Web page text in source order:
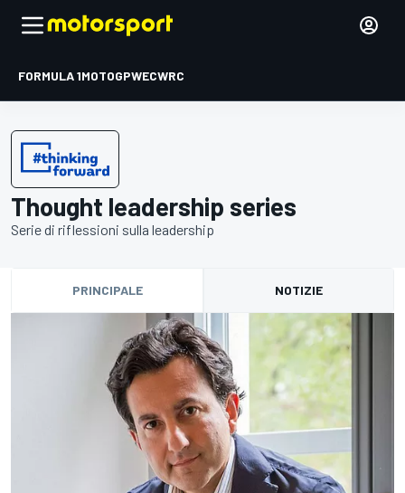
FORMULA 1MOTOGPWECWRC
Thought leadership series
Serie di riflessioni sulla leadership
PRINCIPALE NOTIZIE